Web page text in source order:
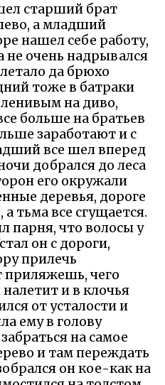
старший брат
а младший
нашел себе работу,
не очень надрывался
да брюхо
тоже в батраки
ленивым на диво,
больше на братьев
заработают и с
все шел вперед
добрался до леса
его окружали
деревья, дороге
тьма все сгущается.
парня, что волосы у
он с дороги,
прилечь
приляжешь, чего
и в клочья
от усталости и
ему в голову
на самое
и там переждать
он кое-как на